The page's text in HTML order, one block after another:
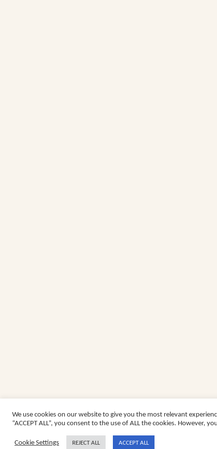
We use cookies on our website to give you the most relevant
“ACCEPT ALL”, you consent to the use of ALL the cookies. However,
Cookie Settings REJECT ALL ACCEPT ALL